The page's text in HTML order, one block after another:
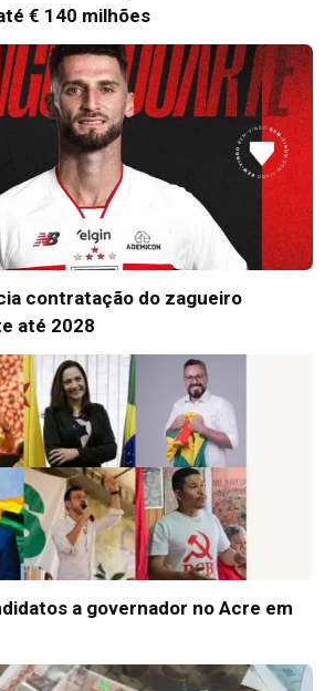
€ 140 milhões
contratação do zagueiro
até 2028
a governador no Acre em